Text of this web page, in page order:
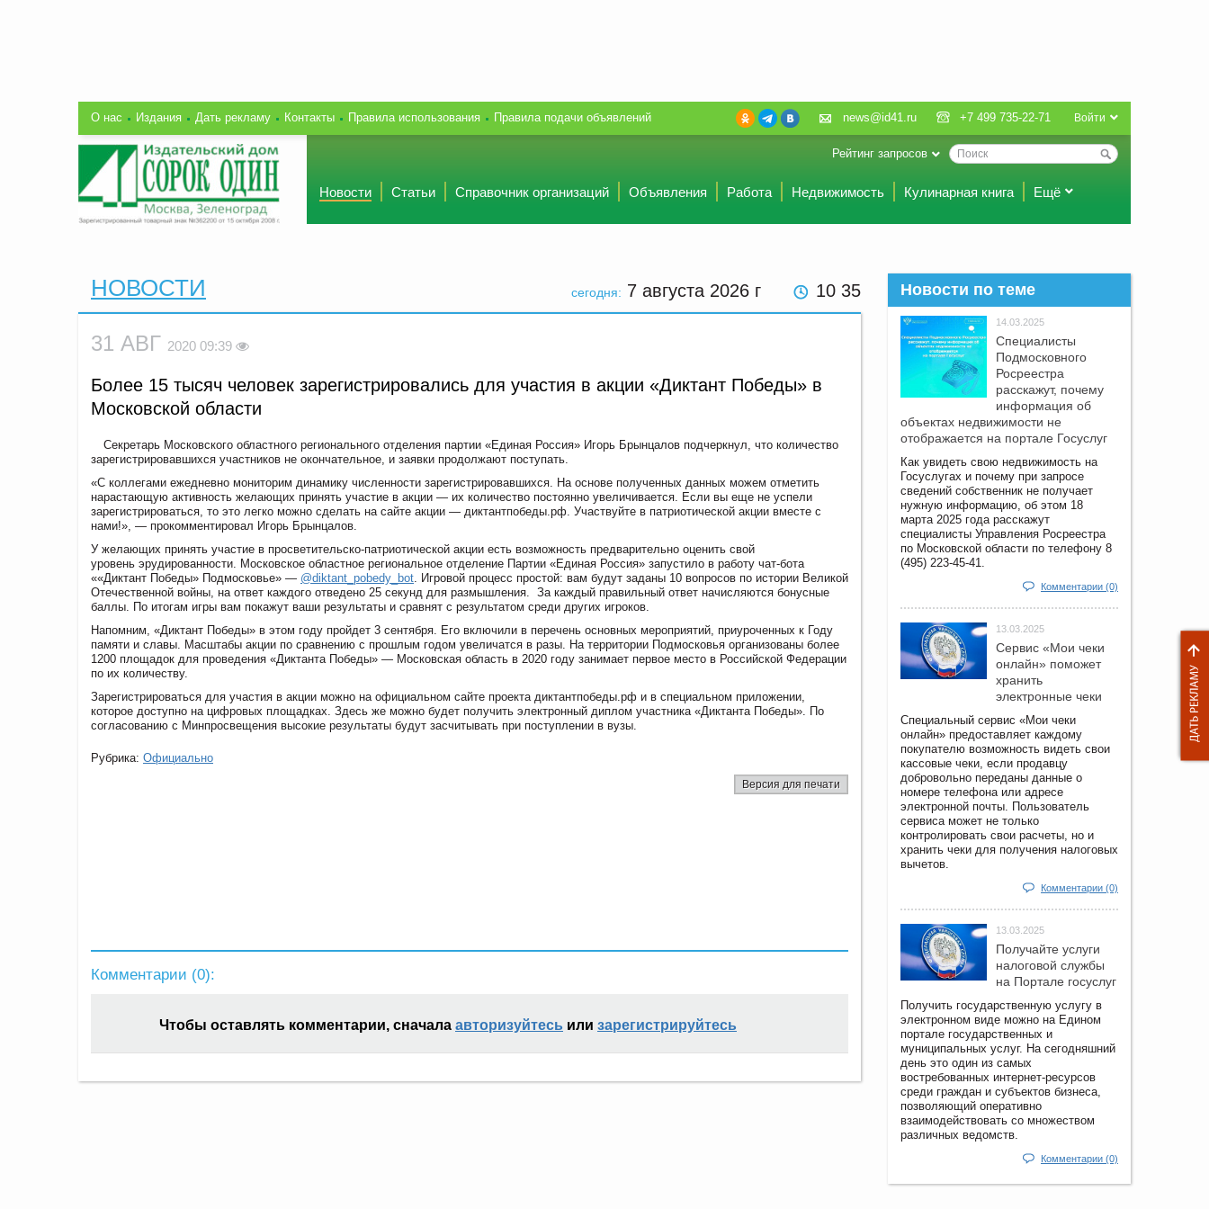
О нас Издания Дать рекламу Контакты Правила использования Правила подачи объявлений Войти
news@id41.ru +7 499 735-22-71
Рейтинг запросов
Новости Статьи Справочник организаций Объявления Работа Недвижимость Кулинарная книга Ещё
сегодня: 7 августа 2026 г 10 35
НОВОСТИ
31 АВГ 2020 09:39
Более 15 тысяч человек зарегистрировались для участия в акции «Диктант Победы» в
Московской области
Секретарь Московского областного регионального отделения партии «Единая Россия» Игорь Брынцалов подчеркнул, что количество
зарегистрировавшихся участников не окончательное, и заявки продолжают поступать.
«С коллегами ежедневно мониторим динамику численности зарегистрировавшихся. На основе полученных данных можем отметить
нарастающую активность желающих принять участие в акции — их количество постоянно увеличивается. Если вы еще не успели
зарегистрироваться, то это легко можно сделать на сайте акции — диктантпобеды.рф. Участвуйте в патриотической акции вместе с
нами!», — прокомментировал Игорь Брынцалов.
У желающих принять участие в просветительско-патриотической акции есть возможность предварительно оценить свой
уровень эрудированности. Московское областное региональное отделение Партии «Единая Россия» запустило в работу чат-бота
««Диктант Победы» Подмосковье» — @diktant_pobedy_bot . Игровой процесс простой: вам будут заданы 10 вопросов по истории Великой
Отечественной войны, на ответ каждого отведено 25 секунд для размышления. За каждый правильный ответ начисляются бонусные
баллы. По итогам игры вам покажут ваши результаты и сравнят с результатом среди других игроков.
Напомним, «Диктант Победы» в этом году пройдет 3 сентября. Его включили в перечень основных мероприятий, приуроченных к Году
памяти и славы. Масштабы акции по сравнению с прошлым годом увеличатся в разы. На территории Подмосковья организованы более
1200 площадок для проведения «Диктанта Победы» — Московская область в 2020 году занимает первое место в Российской Федерации
по их количеству.
Зарегистрироваться для участия в акции можно на официальном сайте проекта диктантпобеды.рф и в специальном приложении,
которое доступно на цифровых площадках. Здесь же можно будет получить электронный диплом участника «Диктанта Победы». По
согласованию с Минпросвещения высокие результаты будут засчитывать при поступлении в вузы.
Рубрика: Официально
Версия для печати
Комментарии (0):
Чтобы оставлять комментарии, сначала авторизуйтесь или зарегистрируйтесь
Новости по теме
14.03.2025
Специалисты
Подмосковного
Росреестра
расскажут, почему
информация об
объектах недвижимости не
отображается на портале Госуслуг
Как увидеть свою недвижимость на
Госуслугах и почему при запросе
сведений собственник не получает
нужную информацию, об этом 18
марта 2025 года расскажут
специалисты Управления Росреестра
по Московской области по телефону 8
(495) 223-45-41.
Комментарии (0)
13.03.2025
Сервис «Мои чеки
онлайн» поможет
хранить
электронные чеки
Специальный сервис «Мои чеки
онлайн» предоставляет каждому
покупателю возможность видеть свои
кассовые чеки, если продавцу
добровольно переданы данные о
номере телефона или адресе
электронной почты. Пользователь
сервиса может не только
контролировать свои расчеты, но и
хранить чеки для получения налоговых
вычетов.
Комментарии (0)
13.03.2025
Получайте услуги
налоговой службы
на Портале госyслуг
Получить государственную услугу в
электронном виде можно на Едином
портале государственных и
муниципальных услуг. На сегодняшний
день это один из самых
востребованных интернет-ресурсов
среди граждан и субъектов бизнеса,
позволяющий оперативно
взаимодействовать со множеством
различных ведомств.
Комментарии (0)